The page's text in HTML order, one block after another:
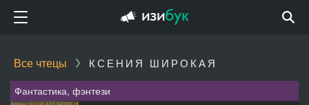
Все чтецы КСЕНИЯ ШИРОКАЯ
Фантастика, фэнтези